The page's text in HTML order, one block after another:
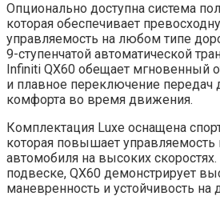
Опционально доступна система
которая обеспечивает
управляемость на любом типе
9-ступенчатой автоматической
Infiniti QX60 обещает мгновенный
и плавное переключение передач
комфорта во время движения.
Комплектация Luxe оснащена
которая повышает управляемость
автомобиля на высоких скоростях.
подвеске, QX60 демонстрирует
маневренность и устойчивость на